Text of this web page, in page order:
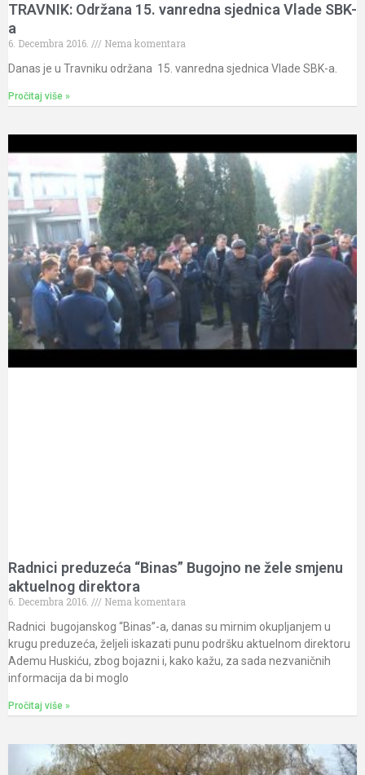
TRAVNIK: Održana 15. vanredna sjednica Vlade SBK-
a
6. Decembra 2016.
Nema komentara
Danas je u Travniku održana 15. vanredna sjednica Vlade SBK-a.
Pročitaj više »
Radnici preduzeća “Binas” Bugojno ne žele smjenu
aktuelnog direktora
6. Decembra 2016.
Nema komentara
Radnici bugojanskog “Binas”-a, danas su mirnim okupljanjem u
krugu preduzeća, željeli iskazati punu podršku aktuelnom direktoru
Ademu Huskiću, zbog bojazni i, kako kažu, za sada nezvaničnih
informacija da bi moglo
Pročitaj više »